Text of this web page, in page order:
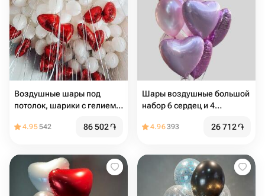
Воздушные шары под
потолок, шарики с гелием
Pinterest, в форме сердца
сердец
4.95542 86 502֏
Шары воздушные большой
набор 6 сердец и 4
4.96393 26 712֏